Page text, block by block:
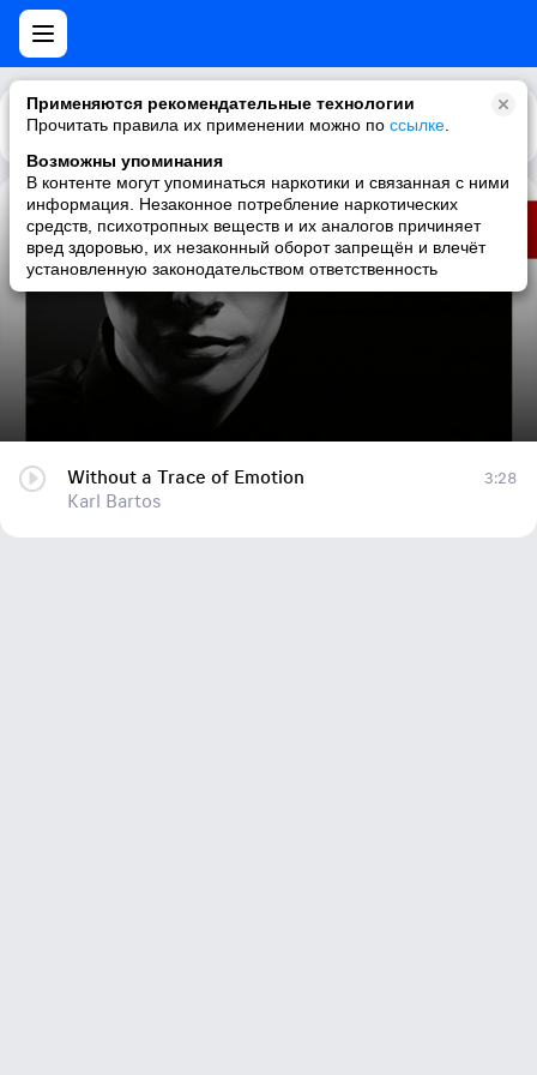
Применяются рекомендательные технологии
Прочитать правила их применении можно по ссылке
Возможны упоминания
В контенте могут упоминаться наркотики и связанная с ними
информация. Незаконное потребление наркотических
средств, психотропных веществ и их аналогов причиняет
вред здоровью, их незаконный оборот запрещён и влечёт
установленную законодательством ответственность
Каталог Рекомендации
Without a Trace of Emotion
Karl Bartos
Without a Trace of Emotion
Karl Bartos
3:28